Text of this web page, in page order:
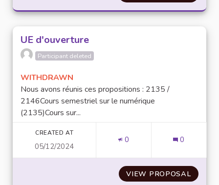
UE d'ouverture
Participant deleted
WITHDRAWN
Nous avons réunis ces propositions : 2135 /
2146Cours semestriel sur le numérique
(2135)Cours sur...
CREATED AT
05/12/2024
0 0
VIEW PROPOSALUE